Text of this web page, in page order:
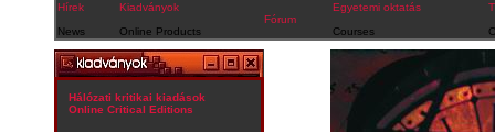
Hírek
News
Kiadványok
Online Products
Fórum
Egyetemi oktatás
Courses
Hálózati kritikai kiadások
Online Critical Editions